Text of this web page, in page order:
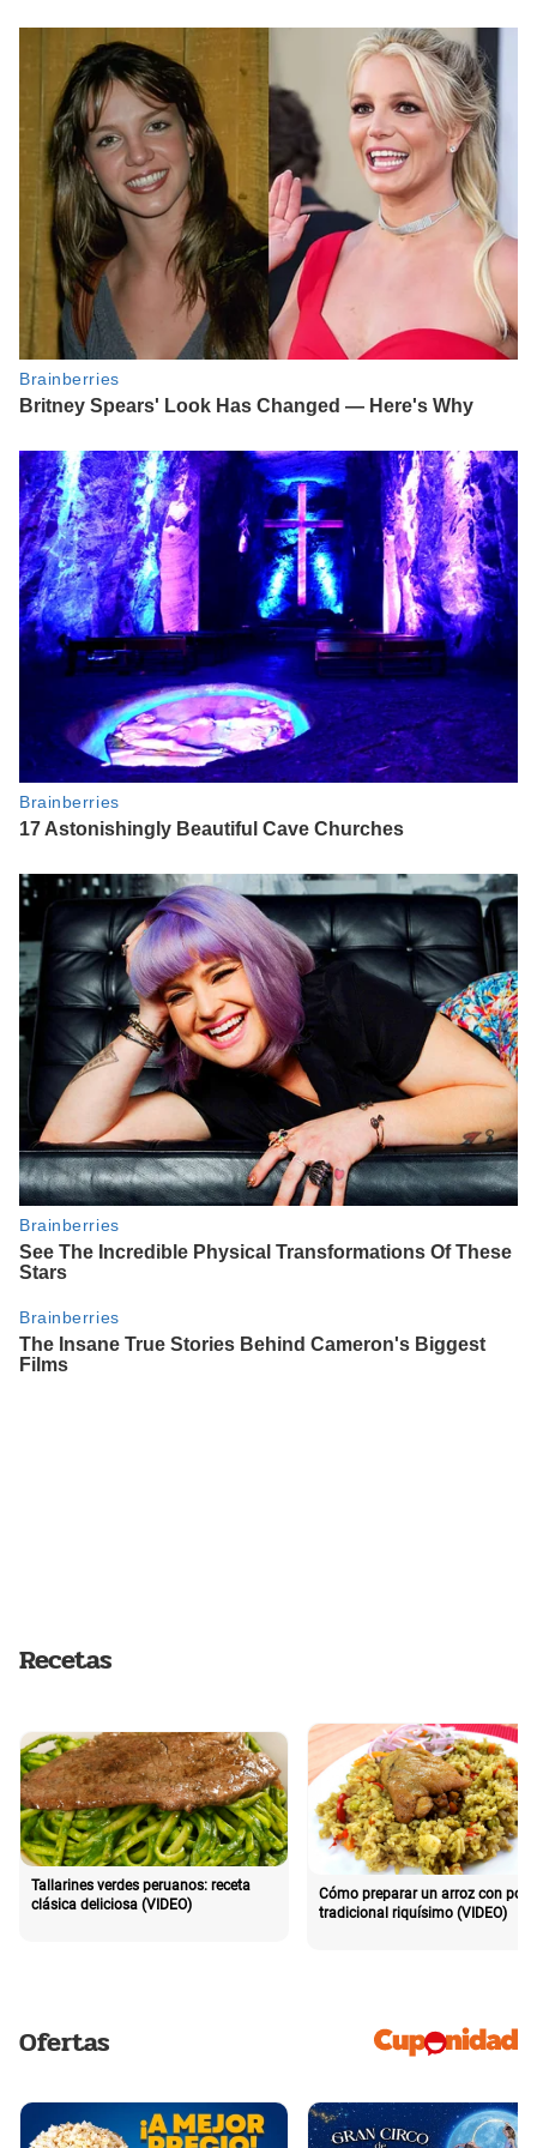
Recetas
Tallarines verdes peruanos: receta
clásica deliciosa (VIDEO)
Cómo preparar un arroz con pollo
tradicional riquísimo (VIDEO)
Ofertas